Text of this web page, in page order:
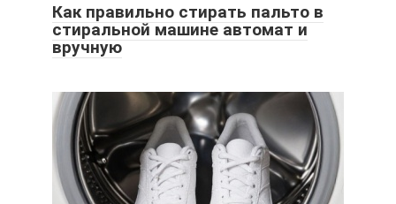
Как правильно стирать пальто в
стиральной машине автомат и
вручную